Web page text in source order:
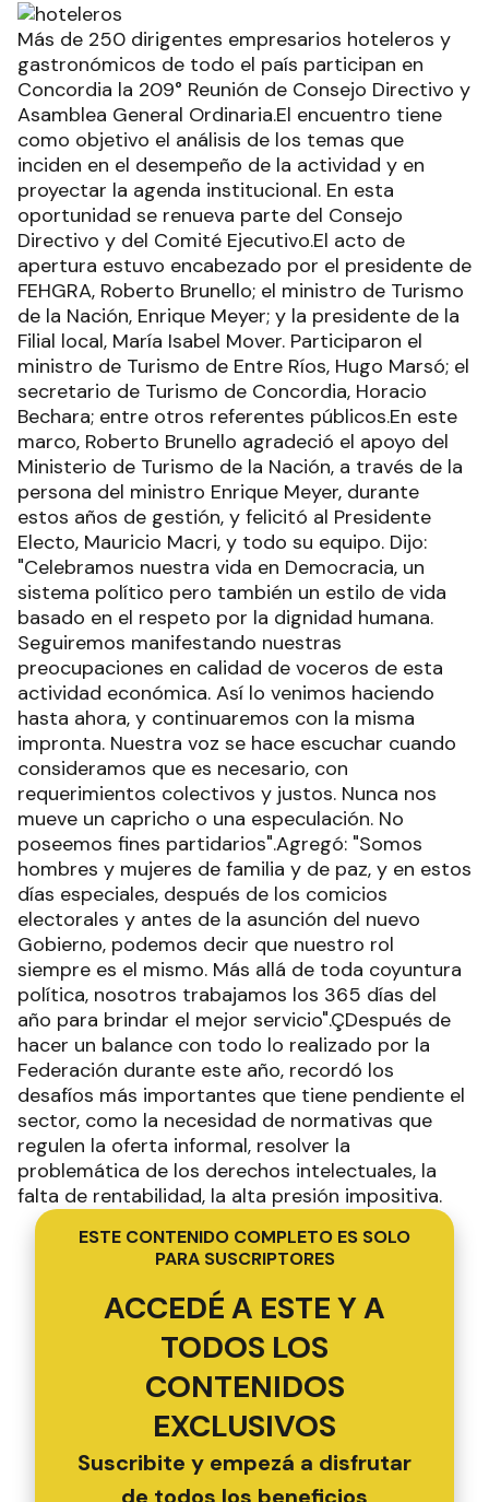
Más de 250 dirigentes empresarios hoteleros y
gastronómicos de todo el país participan en
Concordia la 209° Reunión de Consejo Directivo y
Asamblea General Ordinaria.El encuentro tiene
como objetivo el análisis de los temas que
inciden en el desempeño de la actividad y en
proyectar la agenda institucional. En esta
oportunidad se renueva parte del Consejo
Directivo y del Comité Ejecutivo.El acto de
apertura estuvo encabezado por el presidente de
FEHGRA, Roberto Brunello; el ministro de Turismo
de la Nación, Enrique Meyer; y la presidente de la
Filial local, María Isabel Mover. Participaron el
ministro de Turismo de Entre Ríos, Hugo Marsó; el
secretario de Turismo de Concordia, Horacio
Bechara; entre otros referentes públicos.En este
marco, Roberto Brunello agradeció el apoyo del
Ministerio de Turismo de la Nación, a través de la
persona del ministro Enrique Meyer, durante
estos años de gestión, y felicitó al Presidente
Electo, Mauricio Macri, y todo su equipo. Dijo:
"Celebramos nuestra vida en Democracia, un
sistema político pero también un estilo de vida
basado en el respeto por la dignidad humana.
Seguiremos manifestando nuestras
preocupaciones en calidad de voceros de esta
actividad económica. Así lo venimos haciendo
hasta ahora, y continuaremos con la misma
impronta. Nuestra voz se hace escuchar cuando
consideramos que es necesario, con
requerimientos colectivos y justos. Nunca nos
mueve un capricho o una especulación. No
poseemos fines partidarios".Agregó: "Somos
hombres y mujeres de familia y de paz, y en estos
días especiales, después de los comicios
electorales y antes de la asunción del nuevo
Gobierno, podemos decir que nuestro rol
siempre es el mismo. Más allá de toda coyuntura
política, nosotros trabajamos los 365 días del
año para brindar el mejor servicio".ÇDespués de
hacer un balance con todo lo realizado por la
Federación durante este año, recordó los
desafíos más importantes que tiene pendiente el
sector, como la necesidad de normativas que
regulen la oferta informal, resolver la
problemática de los derechos intelectuales, la
falta de rentabilidad, la alta presión impositiva.
ESTE CONTENIDO COMPLETO ES SOLO
PARA SUSCRIPTORES
ACCEDÉ A ESTE Y A
TODOS LOS
CONTENIDOS
EXCLUSIVOS
Suscribite y empezá a disfrutar